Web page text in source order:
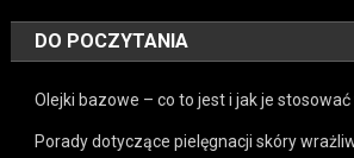
DO POCZYTANIA
Olejki bazowe – co to jest i jak je stosować
Porady dotyczące pielęgnacji skóry